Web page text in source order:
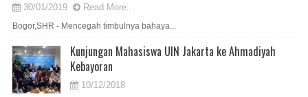
30/01/2019 Read More...
Bogor,SHR - Mencegah timbulnya bahaya...
Kunjungan Mahasiswa UIN Jakarta ke Ahmadiyah
Kebayoran
10/12/2018